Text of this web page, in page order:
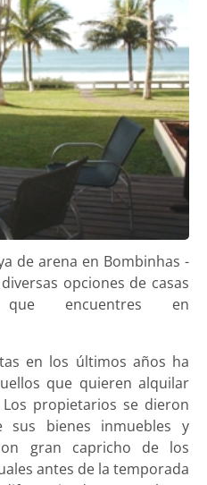
de arena en Bombinhas -
opciones de casas
que encuentres en
en los últimos años ha
que quieren alquilar
propietarios se dieron
sus bienes inmuebles y
gran capricho de los
antes de la temporada